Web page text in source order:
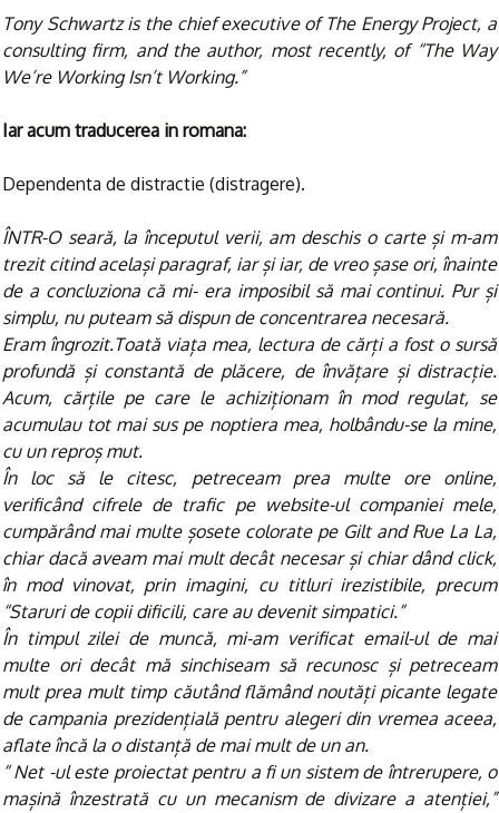
Tony Schwartz is the chief executive of The Energy Project, a
consulting firm, and the author, most recently, of “The Way
We’re Working Isn’t Working.”
Iar acum traducerea in romana:
Dependenta de distractie (distragere).
ÎNTR-O seară, la începutul verii, am deschis o carte și m-am
trezit citind același paragraf, iar și iar, de vreo șase ori, înainte
de a concluziona că mi- era imposibil să mai continui. Pur și
simplu, nu puteam să dispun de concentrarea necesară.
Eram îngrozit.Toată viața mea, lectura de cărți a fost o sursă
profundă și constantă de plăcere, de învățare și distracție.
Acum, cărțile pe care le achiziționam în mod regulat, se
acumulau tot mai sus pe noptiera mea, holbându-se la mine,
cu un reproș mut.
În loc să le citesc, petreceam prea multe ore online,
verificând cifrele de trafic pe website-ul companiei mele,
cumpărând mai multe șosete colorate pe Gilt and Rue La La,
chiar dacă aveam mai mult decât necesar și chiar dând click,
în mod vinovat, prin imagini, cu titluri irezistibile, precum
“Staruri de copii dificili, care au devenit simpatici.”
În timpul zilei de muncă, mi-am verificat email-ul de mai
multe ori decât mă sinchiseam să recunosc și petreceam
mult prea mult timp căutând flămând noutăți picante legate
de campania prezidențială pentru alegeri din vremea aceea,
aflate încă la o distanță de mai mult de un an.
“ Net -ul este proiectat pentru a fi un sistem de întrerupere, o
mașină înzestrată cu un mecanism de divizare a atenției,”